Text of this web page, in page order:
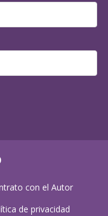
con el Autor
de privacidad